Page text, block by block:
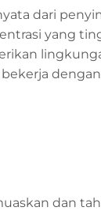
dari
yang
dan